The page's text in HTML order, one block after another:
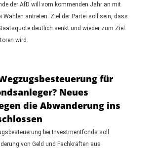
der AfD will vom kommenden Jahr an mit
Wahlen antreten. Ziel der Partei soll sein, dass
deutlich senkt und wieder zum Ziel
wird.
für
Neues
die Abwanderung ins
bei Investmentfonds soll
von Geld und Fachkräften aus